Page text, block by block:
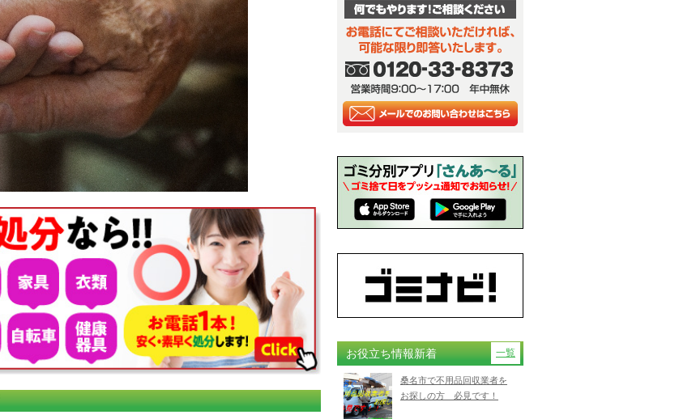
お役立ち情報新着 一覧
桑名市で不用品回収業者を
お探しの方 必見です！